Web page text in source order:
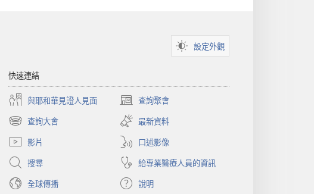
設定外觀
快速連結
與耶和華見證人見面 查詢聚會
（開
啟
新
視
窗）
查詢大會
（開
啟
新
視
窗）
最新資料
影片
口述影像
搜尋
給專業醫療人員的資訊
全球傳播
說明